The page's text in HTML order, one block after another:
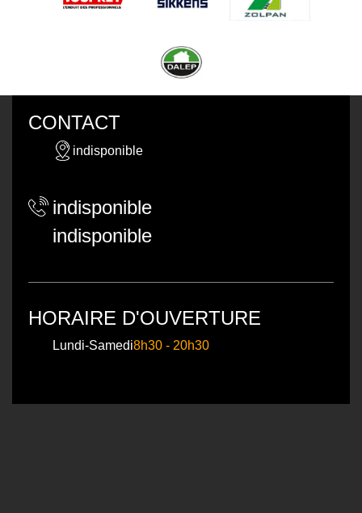
CONTACT
indisponible
indisponible
indisponible
HORAIRE D'OUVERTURE
Lundi-Samedi8h30 - 20h30